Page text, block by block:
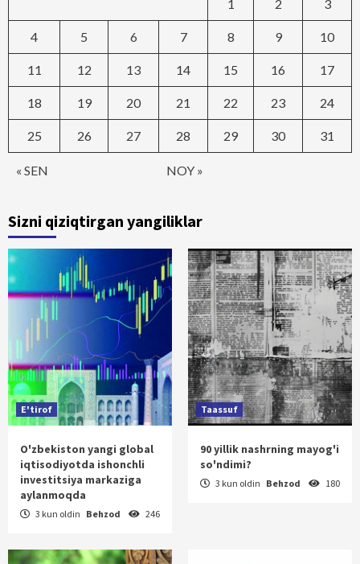
« SEN NOY »
1 2 3
4 5 6 7 8 9 10
11 12 13 14 15 16 17
18 19 20 21 22 23 24
25 26 27 28 29 30 31
Sizni qiziqtirgan yangiliklar
E'tirof
O'zbekiston yangi global
iqtisodiyotda ishonchli
investitsiya markaziga
aylanmoqda
3 kun oldin Behzod 246
Taassuf
90 yillik nashrning mayog'i
so'ndimi?
3 kun oldin Behzod 180